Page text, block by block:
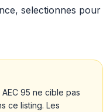
selectionnes pour
95 ne cible pas
ce listing. Les